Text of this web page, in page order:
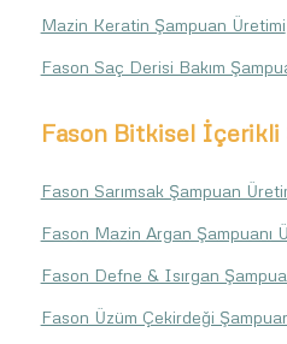
Mazin Keratin Şampuan Üretimi
Fason Saç Derisi Bakım
Fason Bitkisel İçerikli
Fason Sarımsak Şampuan
Fason Mazin Argan Şampuanı
Fason Defne & Isırgan
Fason Üzüm Çekirdeği